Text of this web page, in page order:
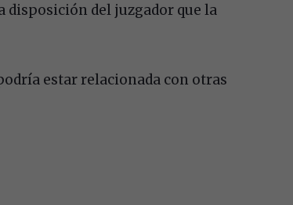
disposición del juzgador que la
estar relacionada con otras